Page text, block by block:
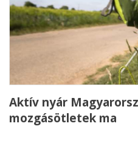
Aktív nyár
mozgásötletek ma